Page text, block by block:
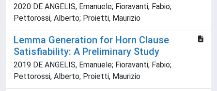
2020 DE ANGELIS, Emanuele; Fioravanti, Fabio;
Pettorossi, Alberto; Proietti, Maurizio
Lemma Generation for Horn Clause
Satisfiability: A Preliminary Study
2019 DE ANGELIS, Emanuele; Fioravanti, Fabio;
Pettorossi, Alberto; Proietti, Maurizio